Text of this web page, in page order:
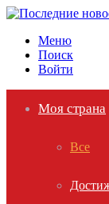
Меню
Поиск
Войти
Моя страна
Все